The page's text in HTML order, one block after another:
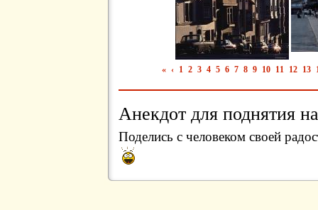
« ‹ 1 2 3 4 5 6 7 8 9 10 11 12 13
Анекдот для поднятия
Поделись с человеком своей